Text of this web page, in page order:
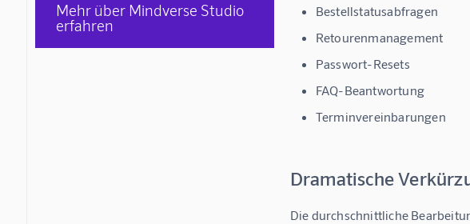
Mehr über Mindverse Studio
erfahren
Bestellstatusabfragen
Retourenmanagement
Passwort-Resets
FAQ-Beantwortung
Terminvereinbarungen
Dramatische
Die durchschnittliche